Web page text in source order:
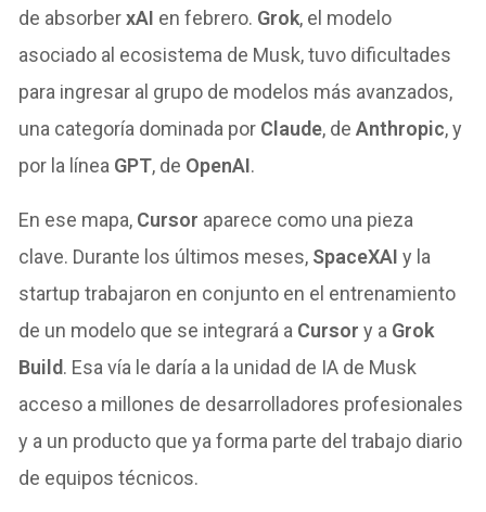
de absorberxAI en febrero. Grok, el modelo
asociado al ecosistema de Musk, tuvo dificultades
para ingresar al grupo de modelos más avanzados,
una categoría dominada por Claude, deAnthropic, y
por la línea GPT, de OpenAI.
En ese mapa, Cursor aparece como una pieza
clave. Durante los últimos meses, SpaceXAI y la
startup trabajaron en conjunto en el entrenamiento
de un modelo que se integrará a Cursor y a Grok
Build. Esa vía le daría a la unidad de IA de Musk
acceso a millones de desarrolladores profesionales
y a un producto que ya forma parte del trabajo diario
de equipos técnicos.